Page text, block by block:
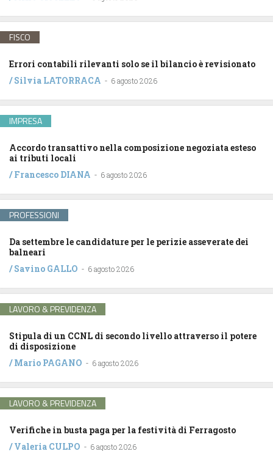
FISCO
Errori contabili rilevanti solo se il bilancio è revisionato
/Silvia LATORRACA - 6 agosto 2026
IMPRESA
Accordo transattivo nella composizione negoziata esteso
ai tributi locali
/Francesco DIANA - 6 agosto 2026
PROFESSIONI
Da settembre le candidature per le perizie asseverate dei
balneari
/Savino GALLO - 6 agosto 2026
LAVORO & PREVIDENZA
Stipula di un CCNL di secondo livello attraverso il potere
di disposizione
/Mario PAGANO - 6 agosto 2026
LAVORO & PREVIDENZA
Verifiche in busta paga per la festività di Ferragosto
/Valeria CULPO - 6 agosto 2026